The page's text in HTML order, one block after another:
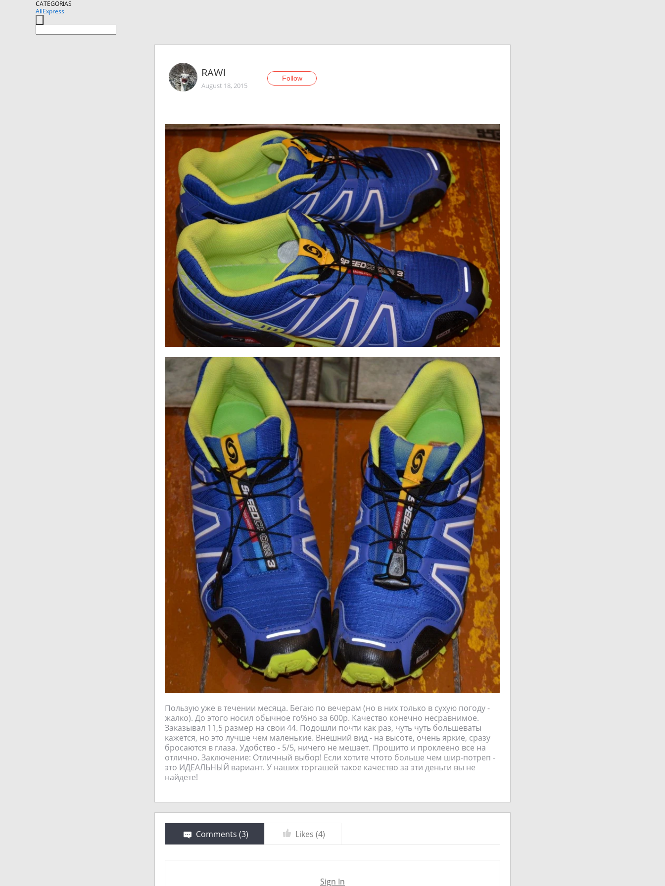
CATEGORIAS
AliExpress
RAWl
August 18, 2015
Follow
Пользую уже в течении месяца. Бегаю по вечерам (но в них только в сухую погоду -
жалко). До этого носил обычное го%но за 600р. Качество конечно несравнимое.
Заказывал 11,5 размер на свои 44. Подошли почти как раз, чуть чуть большеваты
кажется, но это лучше чем маленькие. Внешний вид - на высоте, очень яркие, сразу
бросаются в глаза. Удобство - 5/5, ничего не мешает. Прошито и проклеено все на
отлично. Заключение: Отличный выбор! Если хотите чтото больше чем шир-потреп -
это ИДЕАЛЬНЫЙ вариант. У наших торгашей такое качество за эти деньги вы не
найдете!
Comments (3) Likes (4)
Sign In